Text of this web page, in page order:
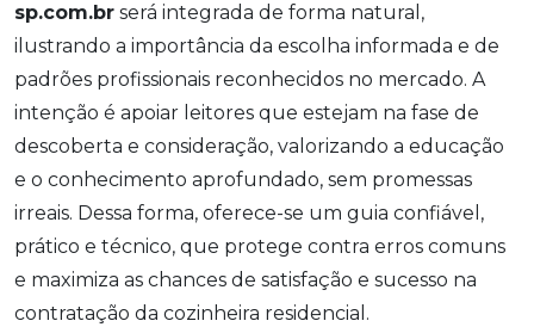
sp.com.br será integrada de forma natural,
ilustrando a importância da escolha informada e de
padrões profissionais reconhecidos no mercado. A
intenção é apoiar leitores que estejam na fase de
descoberta e consideração, valorizando a educação
e o conhecimento aprofundado, sem promessas
irreais. Dessa forma, oferece-se um guia confiável,
prático e técnico, que protege contra erros comuns
e maximiza as chances de satisfação e sucesso na
contratação da cozinheira residencial.